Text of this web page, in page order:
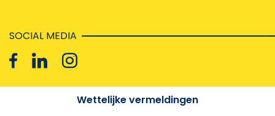
SOCIAL MEDIA
Wettelijke vermeldingen